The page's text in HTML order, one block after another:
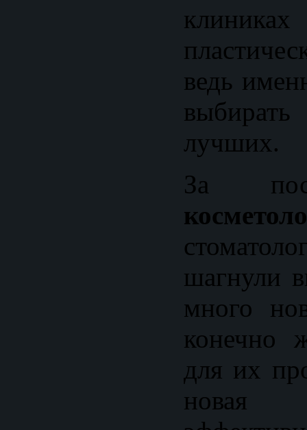
ведь
лучших.
За
шагнули
много
конечно
для их
новая